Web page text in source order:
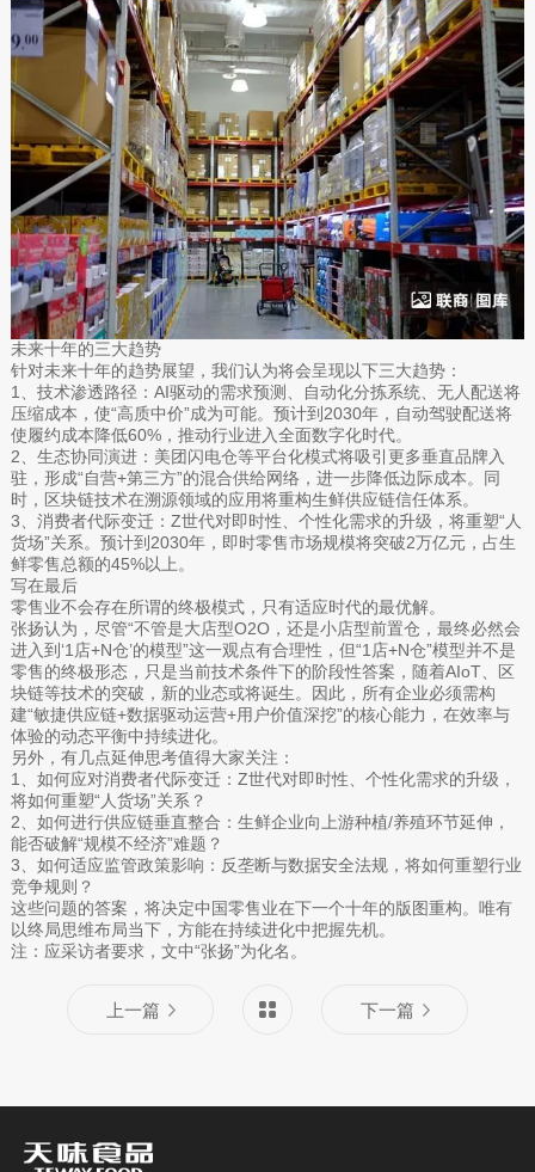
未来十年的三大趋势
针对未来十年的趋势展望，我们认为将会呈现以下三大趋势：
1、技术渗透路径：AI驱动的需求预测、自动化分拣系统、无人配送将
压缩成本，使“高质中价”成为可能。预计到2030年，自动驾驶配送将
使履约成本降低60%，推动行业进入全面数字化时代。
2、生态协同演进：美团闪电仓等平台化模式将吸引更多垂直品牌入
驻，形成“自营+第三方”的混合供给网络，进一步降低边际成本。同
时，区块链技术在溯源领域的应用将重构生鲜供应链信任体系。
3、消费者代际变迁：Z世代对即时性、个性化需求的升级，将重塑“人
货场”关系。预计到2030年，即时零售市场规模将突破2万亿元，占生
鲜零售总额的45%以上。
写在最后
零售业不会存在所谓的终极模式，只有适应时代的最优解。
张扬认为，尽管“不管是大店型O2O，还是小店型前置仓，最终必然会
进入到‘1店+N仓’的模型”这一观点有合理性，但“1店+N仓”模型并不是
零售的终极形态，只是当前技术条件下的阶段性答案，随着AIoT、区
块链等技术的突破，新的业态或将诞生。因此，所有企业必须需构
建“敏捷供应链+数据驱动运营+用户价值深挖”的核心能力，在效率与
体验的动态平衡中持续进化。
另外，有几点延伸思考值得大家关注：
1、如何应对消费者代际变迁：Z世代对即时性、个性化需求的升级，
将如何重塑“人货场”关系？
2、如何进行供应链垂直整合：生鲜企业向上游种植/养殖环节延伸，
能否破解“规模不经济”难题？
3、如何适应监管政策影响：反垄断与数据安全法规，将如何重塑行业
竞争规则？
这些问题的答案，将决定中国零售业在下一个十年的版图重构。唯有
以终局思维布局当下，方能在持续进化中把握先机。
注：应采访者要求，文中“张扬”为化名。
上一篇 下一篇